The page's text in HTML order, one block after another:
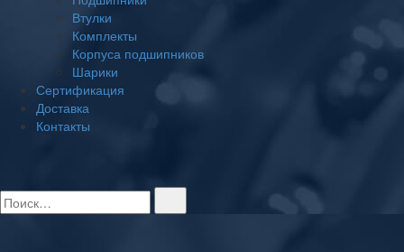
Втулки
Комплекты
Корпуса подшипников
Шарики
Сертификация
Доставка
Контакты